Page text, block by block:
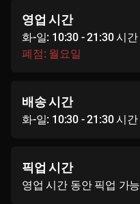
영업 시간
화-일: 10:30 - 21:30 시간
폐점: 월요일
배송 시간
화-일: 10:30 - 21:30 시간
픽업 시간
영업 시간 동안 픽업 가능